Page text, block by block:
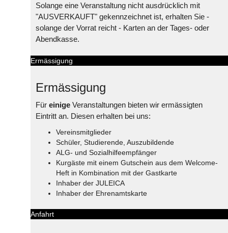
Solange eine Veranstaltung nicht ausdrücklich mit
"AUSVERKAUFT" gekennzeichnet ist, erhalten Sie -
solange der Vorrat reicht - Karten an der Tages- oder
Abendkasse.
Ermässigung
Ermässigung
Für einige Veranstaltungen bieten wir ermässigten
Eintritt an. Diesen erhalten bei uns:
Vereinsmitglieder
Schüler, Studierende, Auszubildende
ALG- und Sozialhilfeempfänger
Kurgäste mit einem Gutschein aus dem Welcome-
Heft in Kombination mit der Gastkarte
Inhaber der JULEICA
Inhaber der Ehrenamtskarte
Anfahrt